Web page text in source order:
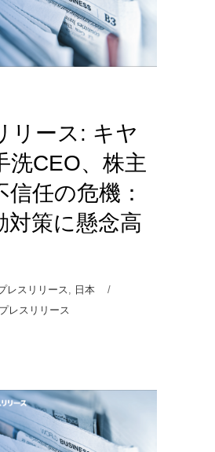
リース: キヤ
洗CEO、株主
信任の危機：
対策に懸念高
レスリリース, 日本
プレスリリース